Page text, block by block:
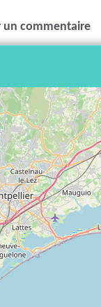
un commentaire